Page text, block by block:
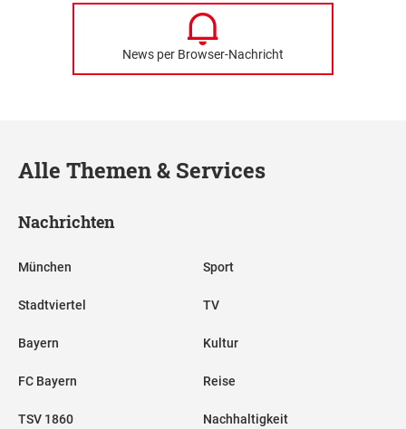
News per Browser-Nachricht
Alle Themen & Services
Nachrichten
München
Stadtviertel
Bayern
FC Bayern
TSV 1860
Sport
TV
Kultur
Reise
Nachhaltigkeit